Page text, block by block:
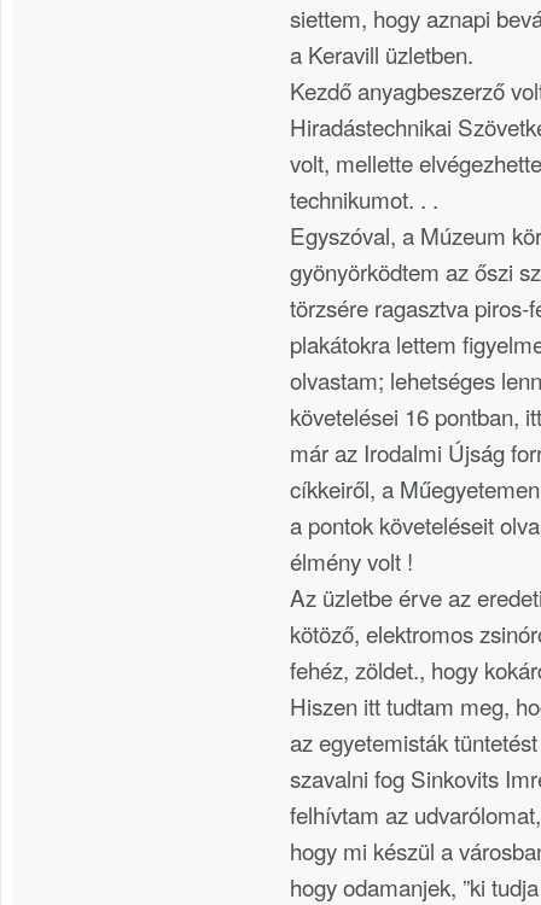
siettem, hogy aznapi
a Keravill üzletben.
Kezdő anyagbeszerző
Hiradástechnikai
volt, mellette
technikumot. . .
Egyszóval, a Múzeum
gyönyörködtem az őszi
törzsére ragasztva piros-
plakátokra lettem
olvastam; lehetséges
követelései 16 pontban,
már az Irodalmi Újság
cíkkeiről, a
a pontok követeléseit
élmény volt !
Az üzletbe érve az
kötöző, elektromos
fehéz, zöldet., hogy
Hiszen itt tudtam meg,
az egyetemisták
szavalni fog Sinkovits
felhívtam az
hogy mi készül a
hogy odamanjek, ”ki